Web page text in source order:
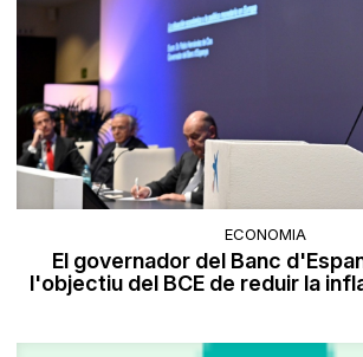
ECONOMIA
El governador del Banc
l'objectiu del BCE de reduir la